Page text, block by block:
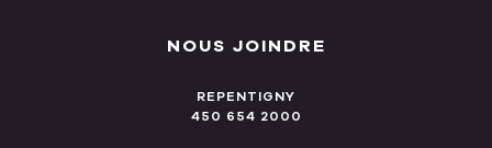
NOUS JOINDRE
REPENTIGNY
450 654 2000